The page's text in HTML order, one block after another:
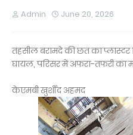
Admin June 20, 2026
तहसील बरामदे की छत का प्लास्टर
घायल, परिसर में अफरा-तफरी का
केएमबी खुर्शीद अहमद